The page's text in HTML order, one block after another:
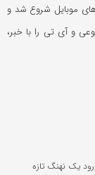
موبایل شروع شد و
و آی تی را با خبر،
یک نهنگ تازه